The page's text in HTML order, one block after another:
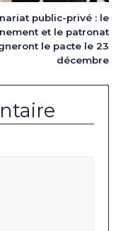
public-privé : le
et le patronat
le pacte le 23
décembre